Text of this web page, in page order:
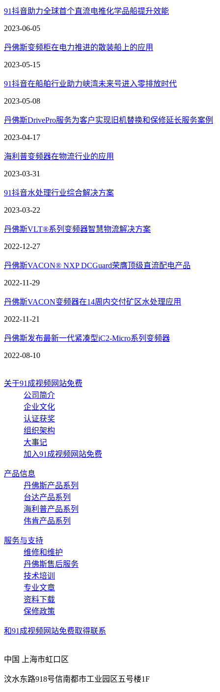
91抖音助力全球首个直流电推化学品船提升效能
2023-06-05
丹佛斯变频柜在电力推进的散装船上的应用
2023-05-15
91抖音在船舶行业助力峡湾未来号进入零排放时代
2023-05-08
丹佛斯DrivePro服务为客户实现旧机替换和保修延长服务案例
2023-04-17
海利普变频器在物流行业的应用
2023-03-31
91抖音水处理行业综合解决方案
2023-03-22
丹佛斯VLT®系列变频器智慧物流解决方案
2022-12-27
丹佛斯VACON® NXP DCGuard荣膺顶级直流配电产品
2022-11-29
丹佛斯VACON变频器在14周内交付矿区水处理应用
2022-11-21
丹佛斯发布最新一代紧凑型iC2-Micro系列变频器
2022-08-10
关于91成视频网站免费
公司简介
企业文化
认证获奖
组织架构
大事记
加入91成视频网站免费
产品信息
丹佛斯产品系列
台达产品系列
海利普产品系列
伟肯产品系列
服务与支持
维修和维护
丹佛斯售后服务
技术培训
专业文章
资料下载
保修政策
和91成视频网站免费取得联系
中国 上海市虹口区
汶水东路918号信南都市工业园区五号楼1F